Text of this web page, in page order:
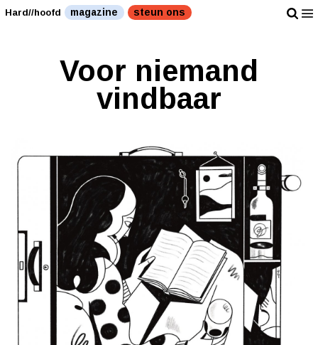
Hard//hoofd magazine steun ons
Voor niemand
vindbaar